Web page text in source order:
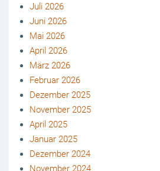
Juli 2026
Juni 2026
Mai 2026
April 2026
März 2026
Februar 2026
Dezember 2025
November 2025
April 2025
Januar 2025
Dezember 2024
November 2024